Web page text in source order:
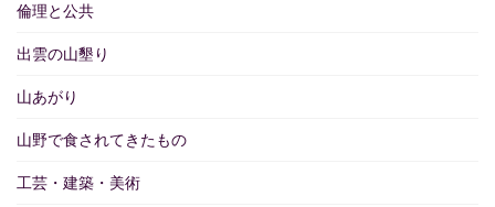
倫理と公共
出雲の山墾り
山あがり
山野で食されてきたもの
工芸・建築・美術